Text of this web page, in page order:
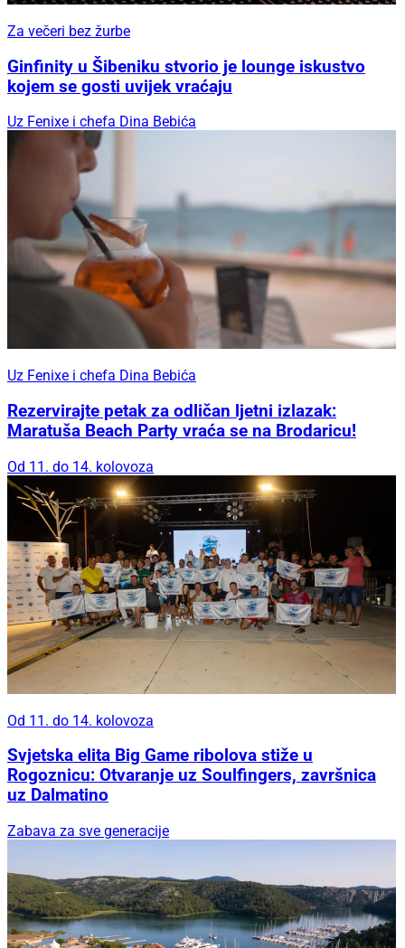
Za večeri bez žurbe
Ginfinity u Šibeniku stvorio je lounge iskustvo
kojem se gosti uvijek vraćaju
Uz Fenixe i chefa Dina Bebića
Uz Fenixe i chefa Dina Bebića
Rezervirajte petak za odličan ljetni izlazak:
Maratuša Beach Party vraća se na Brodaricu!
Od 11. do 14. kolovoza
Od 11. do 14. kolovoza
Svjetska elita Big Game ribolova stiže u
Rogoznicu: Otvaranje uz Soulfingers, završnica
uz Dalmatino
Zabava za sve generacije